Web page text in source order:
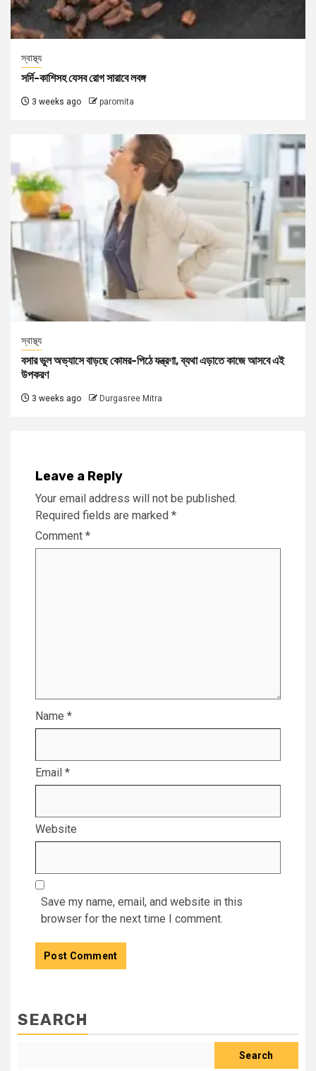
স্বাস্থ্য
সর্দি-কাশিসহ যেসব রোগ সারাবে লবঙ্গ
3 weeks ago paromita
স্বাস্থ্য
বসার ভুল অভ্যাসে বাড়ছে কোমর-পিঠে যন্ত্রণা, ব্যথা এড়াতে কাজে আসবে এই
উপকরণ
3 weeks ago Durgasree Mitra
Leave a Reply
Your email address will not be published.
Required fields are marked *
Comment *
Name *
Email *
Website
Save my name, email, and website in this
browser for the next time I comment.
SEARCH
Search